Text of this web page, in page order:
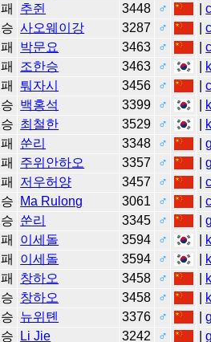
패 추쥔 3448 ♂ |
승 사오웨이강 3287 ♂ |
패 박문요 3463 ♂ |
패 조한승 3463 ♂
패 퉈자시 3456 ♂ |
승 백홍석 3399 ♂
승 최철한 3529 ♂
패 쑨리 3348 ♂ |
패 주위안하오 3357 ♂ |
패 저우허양 3457 ♂ |
승 Ma Rulong 3061 ♂ |
승 쑨리 3345 ♂ |
패 이세돌 3594 ♂
패 이세돌 3594 ♂
패 창하오 3458 ♂
승 창하오 3458 ♂
승 뉴위톈 3376 ♂ |
승 Li Jie 3242 ♂ |